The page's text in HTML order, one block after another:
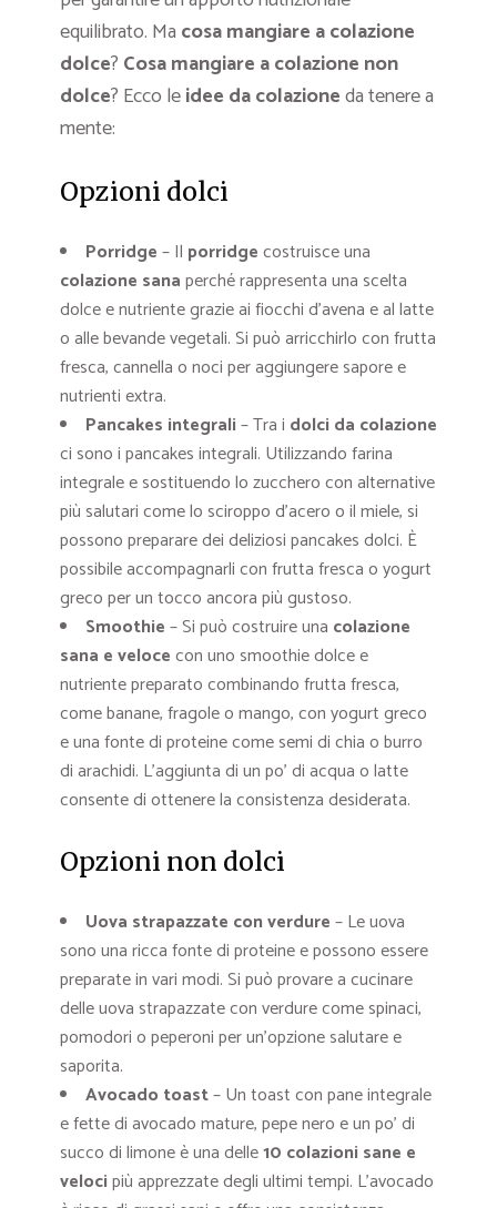
equilibrato. Ma cosa mangiare a colazione
dolce? Cosa mangiare a colazione non
dolce? Ecco leidee da colazioneda tenere a
mente:
Opzioni dolci
Porridge– Il porridgecostruisce una
colazione sanaperché rappresenta una scelta
dolce e nutriente grazie ai fiocchi d’avena e al latte
o alle bevande vegetali. Si può arricchirlo con frutta
fresca, cannella o noci per aggiungere sapore e
nutrienti extra.
Pancakes integrali– Tra i dolci da colazione
ci sono i pancakes integrali. Utilizzando farina
integrale e sostituendo lo zucchero con alternative
più salutari come lo sciroppo d’acero o il miele, si
possono preparare dei deliziosi pancakes dolci. È
possibile accompagnarli con frutta fresca o yogurt
greco per un tocco ancora più gustoso.
Smoothie– Si può costruire una colazione
sana e velocecon uno smoothie dolce e
nutriente preparato combinando frutta fresca,
come banane, fragole o mango, con yogurt greco
e una fonte di proteine come semi di chia o burro
di arachidi. L’aggiunta di un po’ di acqua o latte
consente di ottenere la consistenza desiderata.
Opzioni non dolci
Uova strapazzate con verdure– Le uova
sono una ricca fonte di proteine e possono essere
preparate in vari modi. Si può provare a cucinare
delle uova strapazzate con verdure come spinaci,
pomodori o peperoni per un’opzione salutare e
saporita.
Avocado toast– Un toast con pane integrale
e fette di avocado mature, pepe nero e un po’ di
succo di limone è una delle10 colazioni sane e
velocipiù apprezzate degli ultimi tempi. L’avocado